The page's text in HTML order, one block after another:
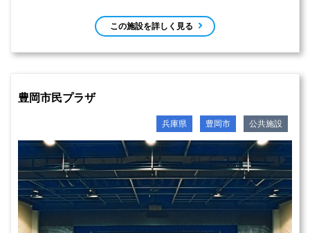
この施設を詳しく見る
豊岡市民プラザ
兵庫県 豊岡市 公共施設